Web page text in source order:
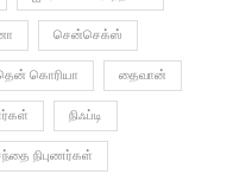
சென்செக்ஸ்
கொரியா தைவான்
நிஃப்டி
நிபுணர்கள்